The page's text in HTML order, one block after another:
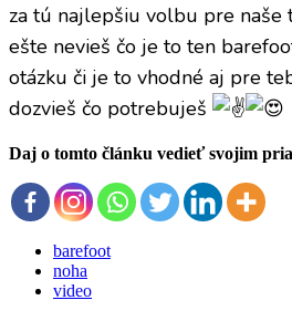
za tú najlepšiu volbu pre naše
ešte nevieš čo je to ten
otázku či je to vhodné aj pre
dozvieš čo potrebuješ
Daj o tomto článku vedieť svojim
barefoot
noha
video